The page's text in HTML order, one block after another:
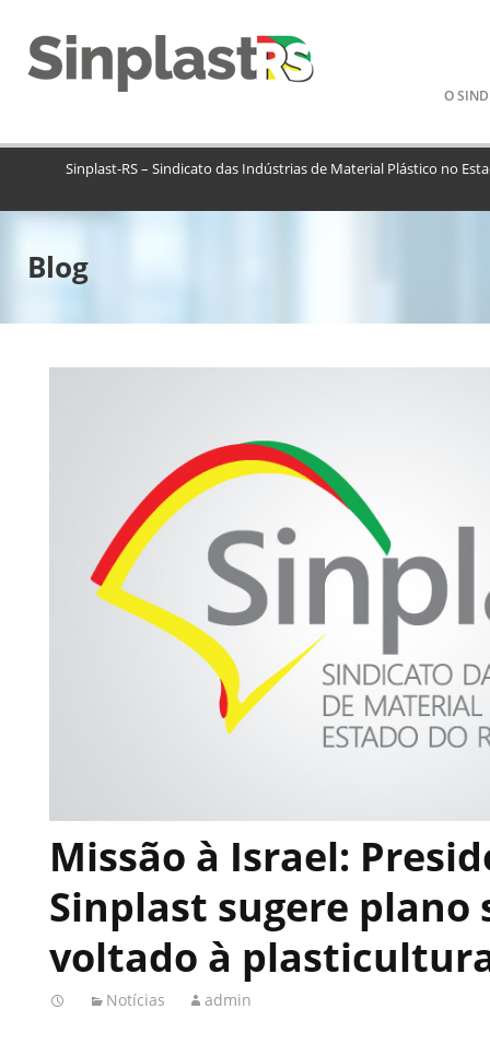
Pular
o
O
Sinplast-RS – Sindicato das Indústrias de Material Plástico no
Blog
Missão à Israel:
Sinplast sugere plano
voltado à
Notícias admin